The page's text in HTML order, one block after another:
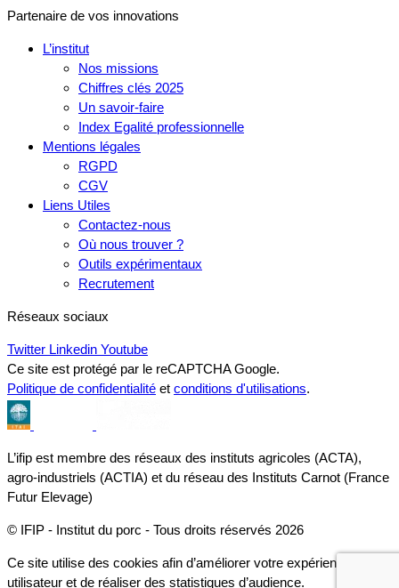
Partenaire de vos innovations
L’institut
Nos missions
Chiffres clés 2025
Un savoir-faire
Index Egalité professionnelle
Mentions légales
RGPD
CGV
Liens Utiles
Contactez-nous
Où nous trouver ?
Outils expérimentaux
Recrutement
Réseaux sociaux
Twitter Linkedin Youtube
Ce site est protégé par le reCAPTCHA Google.
Politique de confidentialité et conditions d'utilisations.
L’ifip est membre des réseaux des instituts agricoles (ACTA),
agro-industriels (ACTIA) et du réseau des Instituts Carnot (France
Futur Elevage)
© IFIP - Institut du porc - Tous droits réservés 2026
Ce site utilise des cookies afin d’améliorer votre expérience
utilisateur et de réaliser des statistiques d’audience.